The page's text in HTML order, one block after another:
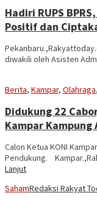
Hadiri RUPS
Positif dan
diwakili oleh Asisten
Berita, Kampar, Olahraga,
Didukung 22
Kampar
Calon Ketua KONI
Pendukung.
Lanjut
SahamRedaksi Rakyat